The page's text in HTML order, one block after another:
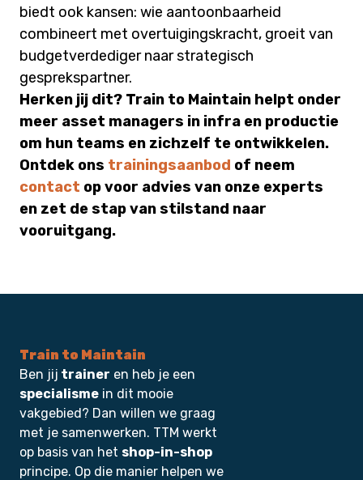
biedt ook kansen: wie aantoonbaarheid
combineert met overtuigingskracht, groeit van
budgetverdediger naar strategisch
gesprekspartner.
Herken jij dit? Train to Maintain helpt onder
meer asset managers in infra en productie
om hun teams en zichzelf te ontwikkelen.
Ontdek ons trainingsaanbod of neem
contact op voor advies van onze experts
en zet de stap van stilstand naar
vooruitgang.
Train to Maintain
Ben jij trainer en heb je een
specialisme in dit mooie
vakgebied? Dan willen we graag
met je samenwerken. TTM werkt
op basis van het shop-in-shop
principe. Op die manier helpen we